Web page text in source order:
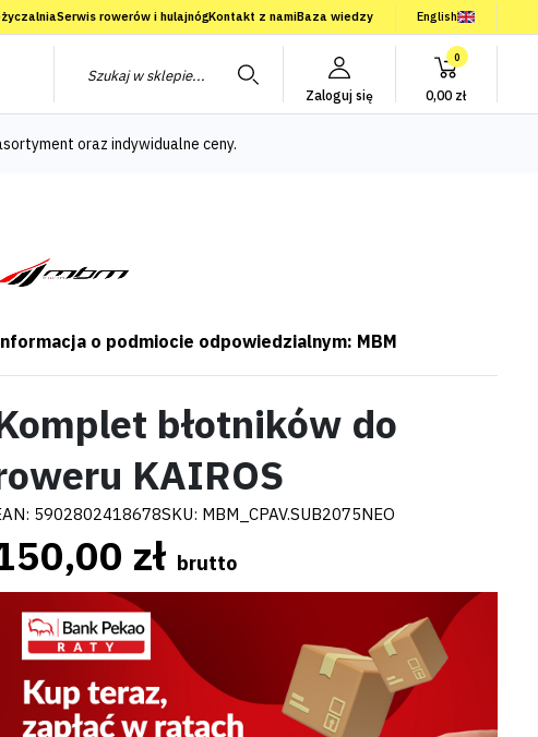
Serwis rowerów i hulajnógKontakt z namiBaza wiedzy English
Zaloguj się
0
0,00 zł
oraz indywidualne ceny.
o podmiocie odpowiedzialnym: MBM
błotników do
KAIROS
5902802418678SKU: MBM_CPAV.SUB2075NEO
zł brutto